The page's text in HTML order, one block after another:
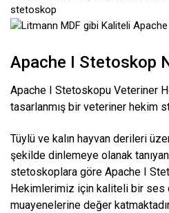
Apache I Stetoskop
Apache I Stetoskopu Veteriner
tasarlanmış bir veteriner hekim
Tüylü ve kalın hayvan derileri
şekilde dinlemeye olanak
stetoskoplara göre Apache I
Hekimlerimiz için kaliteli bir ses
muayenelerine değer